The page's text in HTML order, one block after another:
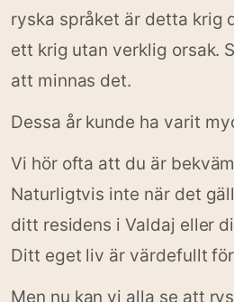
ryska språket är detta krig
ett krig utan verklig orsak.
att minnas det.
Dessa år kunde ha varit
Vi hör ofta att du är
Naturligtvis inte när det
ditt residens i Valdaj eller
Ditt eget liv är värdefullt
Men nu kan vi alla se att